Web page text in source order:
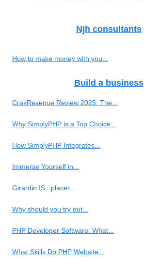
Njh consultants
How to make money with you...
Build a business
CrakRevenue Review 2025: The...
Why SimplyPHP is a Top Choice...
How SimplyPHP Integrates...
Immerse Yourself in...
Girardin IS : placer...
Why should you try out...
PHP Developer Software: What...
What Skills Do PHP Website...